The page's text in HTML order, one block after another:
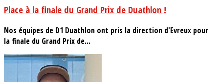
Place à la finale du Grand Prix de Duathlon !
Nos équipes de D1 Duathlon ont pris la direction d'Evreux pour
la finale du Grand Prix de...